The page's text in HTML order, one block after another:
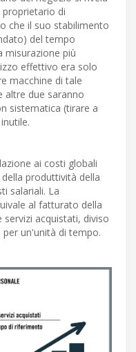
di
che il suo stabilimento
del tempo
misurazione più
effettivo era solo
macchine di tale
altre due saranno
sistematica (tirare a
ai costi globali
produttività della
salariali. La
al fatturato della
acquistati, diviso
un'unità di tempo.